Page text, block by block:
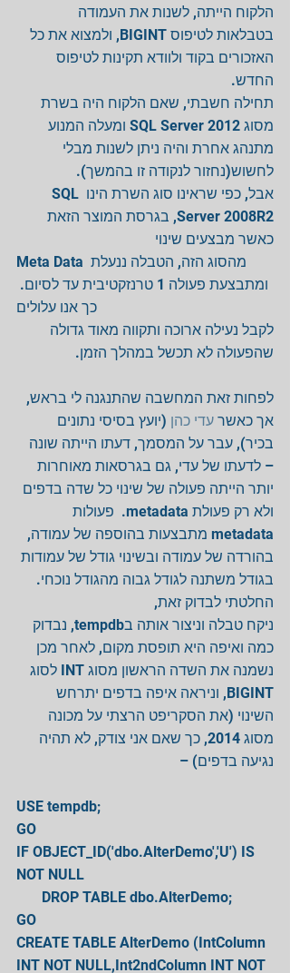
הלקוח הייתה, לשנות את העמודה
בטבלאות לטיפוס BIGINT, ולמצוא את כל
האזכורים בקוד ולוודא תקינות לטיפוס
החדש.
תחילה חשבתי, שאם הלקוח היה בשרת
מסוג SQL Server 2012 ומעלה המנוע
מתנהג אחרת והיה ניתן לשנות מבלי
לחשוש(נחזור לנקודה זו בהמשך).
אבל, כפי שראינו סוג השרת הינו SQL
Server 2008R2, בגרסת המוצר הזאת
כאשר מבצעים שינוי
Meta Data מהסוג הזה, הטבלה ננעלת
ומתבצעת פעולה 1 טרנזקטיבית עד לסיום.
כך אנו עלולים
לקבל נעילה ארוכה ותקווה מאוד גדולה
שהפעולה לא תכשל במהלך הזמן.
לפחות זאת המחשבה שהתנגנה לי בראש,
אך כאשר עדי כהן (יועץ בסיסי נתונים
בכיר), עבר על המסמך, דעתו הייתה שונה
– לדעתו של עדי, גם בגרסאות מאוחרות
יותר הייתה פעולה של שינוי כל שדה בדפים
ולא רק פעולת metadata.  פעולות
metadata מתבצעות בהוספה של עמודה,
בהורדה של עמודה ובשינוי גודל של עמודות
בגודל משתנה לגודל גבוה מהגודל נוכחי.
החלטתי לבדוק זאת,
ניקח טבלה וניצור אותה בtempdb, נבדוק
כמה ואיפה היא תופסת מקום, לאחר מכן
נשמנה את השדה הראשון מסוג INT לסוג
BIGINT, וניראה איפה בדפים יתרחש
השינוי (את הסקריפט הרצתי על מכונה
מסוג 2014, כך שאם אני צודק, לא תהיה
נגיעה בדפים) –
USE tempdb;
GO
IF OBJECT_ID('dbo.AlterDemo','U') IS
NOT NULL
       DROP TABLE dbo.AlterDemo;
GO
CREATE TABLE AlterDemo (IntColumn
INT NOT NULL,Int2ndColumn INT NOT